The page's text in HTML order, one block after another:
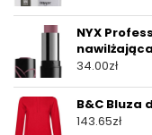
NYX
34.00zł
B&C Bluza
143.65zł